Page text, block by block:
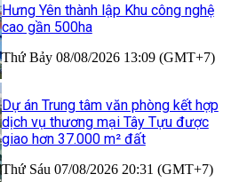
Hưng Yên thành lập Khu công nghệ
cao gần 500ha
Thứ Bảy 08/08/2026 13:09 (GMT+7)
Dự án Trung tâm văn phòng kết hợp
dịch vụ thương mại Tây Tựu được
giao hơn 37.000 m² đất
Thứ Sáu 07/08/2026 20:31 (GMT+7)